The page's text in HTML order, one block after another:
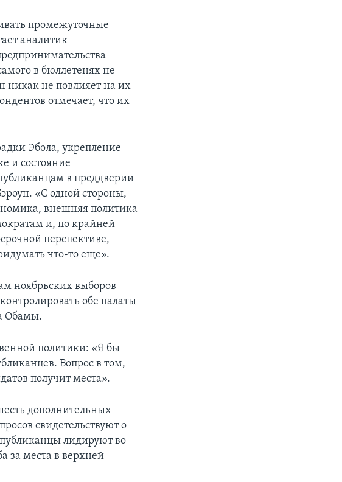
промежуточные
аналитик
в бюллетенях не
никак не повлияет на их
отмечает, что их
Эбола, укрепление
и состояние
в преддверии
«С одной стороны, –
внешняя политика
и, по крайней
перспективе,
что-то еще».
ноябрьских выборов
обе палаты
Обамы.
политики: «Я бы
Вопрос в том,
получит места».
дополнительных
свидетельствуют о
лидируют во
за места в верхней